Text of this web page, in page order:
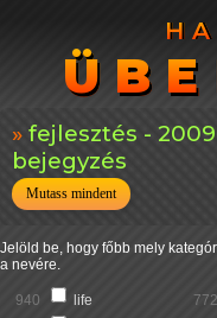
fejlesztés -
bejegyzés
Mutass mindent
Jelöld be, hogy főbb mely
a nevére.
940 life 772